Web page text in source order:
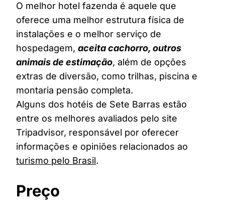
O melhor hotel fazenda é aquele que
oferece uma melhor estrutura física de
instalações e o melhor serviço de
hospedagem, aceita cachorro, outros
animais de estimação, além de opções
extras de diversão, como trilhas, piscina e
montaria pensão completa.
Alguns dos hotéis de Sete Barras estão
entre os melhores avaliados pelo site
Tripadvisor, responsável por oferecer
informações e opiniões relacionados ao
turismo pelo Brasil.
Preço